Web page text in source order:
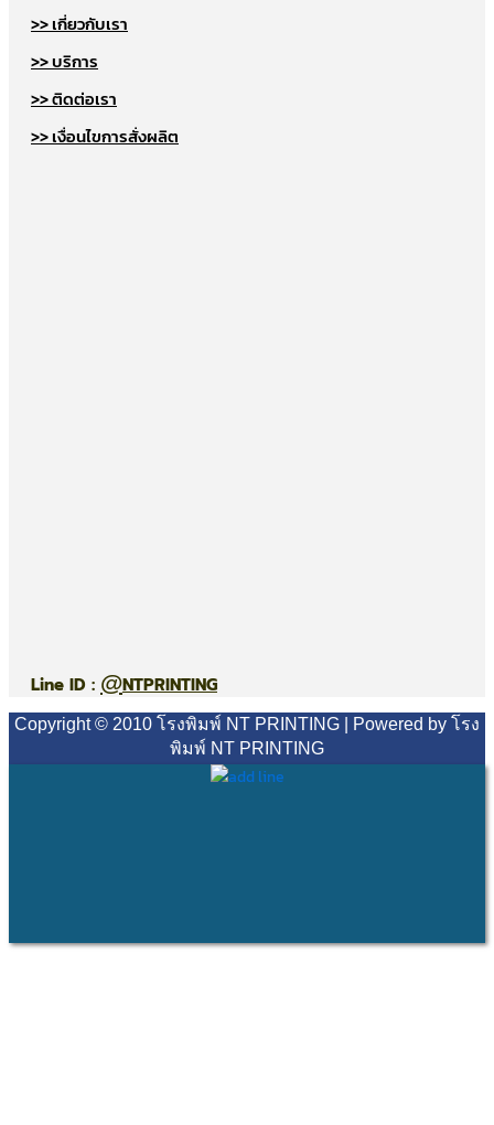
>> เกี่ยวกับเรา
>> บริการ
>> ติดต่อเรา
>> เงื่อนไขการสั่งผลิต
Line ID : @NTPRINTING
Copyright © 2010 โรงพิมพ์ NT PRINTING | Powered by โรง
พิมพ์ NT PRINTING